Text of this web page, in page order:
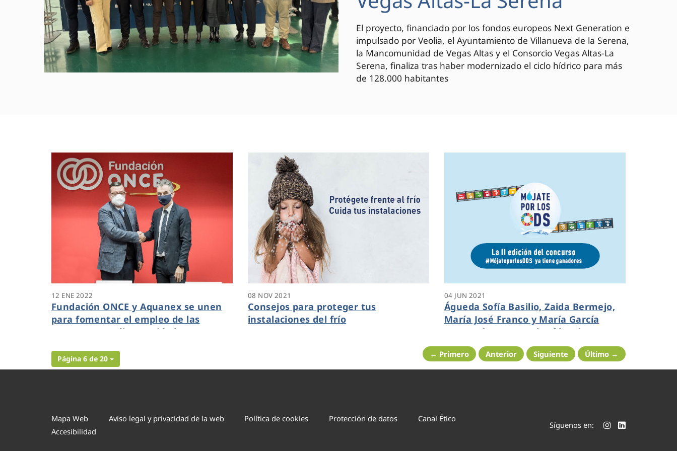
El proyecto, financiado por los fondos europeos Next Generation e
impulsado por Veolia, el Ayuntamiento de Villanueva de la Serena,
la Mancomunidad de Vegas Altas y el Consorcio Vegas Altas-La
Serena, finaliza tras haber modernizado el ciclo hídrico para más
de 128.000 habitantes
12 ENE 2022
Fundación ONCE y Aquanex se unen
para fomentar el empleo de las
personas con discapacidad
08 NOV 2021
Consejos para proteger tus
instalaciones del frío
04 JUN 2021
Águeda Sofía Basilio, Zaida Bermejo,
María José Franco y María García
ganan el concurso de vídeo de
Aquanex ‘Mójate por los ODS’
Página 6 de 20 ← Primero Anterior Siguiente Último →
Mapa Web Aviso legal y privacidad de la web Política de cookies Protección de datos
Canal Ético
Accesibilidad
Síguenos en: